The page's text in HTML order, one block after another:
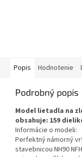
Popis Hodnotenie
Podrobný popis
Model lietadla na
obsahuje: 159
Informácie o modeli:
Perfektný námorný
stavebnicou NH90